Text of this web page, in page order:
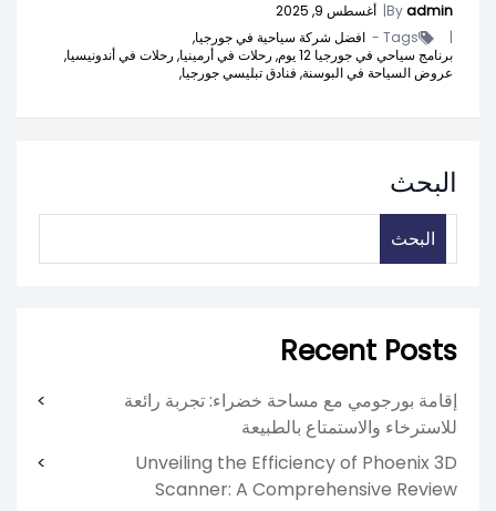
Byadmin
| أغسطس 9, 2025
|
Tags -
افضل شركة سياحية في جورجيا,
برنامج سياحي في جورجيا 12 يوم,
رحلات في أرمينيا, رحلات في أندونيسيا,
عروض السياحة في البوسنة, فنادق تبليسي جورجيا,
البحث
البحث
Recent Posts
إقامة بورجومي مع مساحة خضراء: تجربة رائعة
للاسترخاء والاستمتاع بالطبيعة
Unveiling the Efficiency of Phoenix 3D
Scanner: A Comprehensive Review